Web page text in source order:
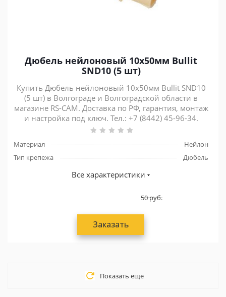
Дюбель нейлоновый 10х50мм Bullit
SND10 (5 шт)
Купить Дюбель нейлоновый 10х50мм Bullit SND10
(5 шт) в Волгограде и Волгоградской области в
магазине RS-CAM. Доставка по РФ, гарантия, монтаж
и настройка под ключ. Тел.: +7 (8442) 45-96-34.
Материал
Нейлон
Тип крепежа
Дюбель
Все характеристики
50руб.
Заказать
Показать еще